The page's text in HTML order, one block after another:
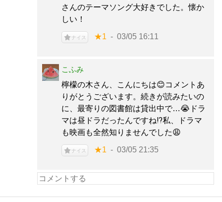
さんのテーマソング大好きでした。懐か
しい！
ナイス ★1 03/05 16:11
こふみ
檸檬の木さん、こんにちは😊コメントあ
りがとうございます。続きが読みたいの
に、最寄りの図書館は貸出中で…😭ドラ
マは昼ドラだったんですね⁉私、ドラマ
も映画も全然知りませんでした😩
ナイス ★1 03/05 21:35